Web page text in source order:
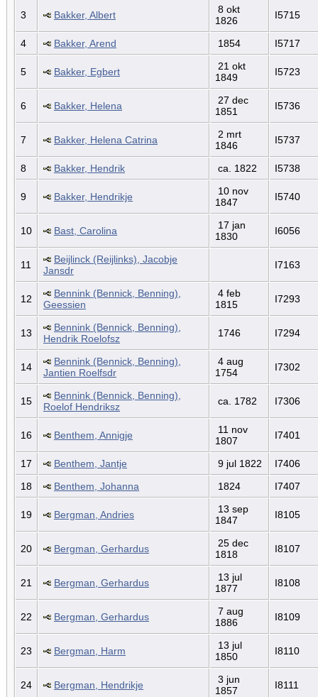
3 Bakker, Albert
8 okt
1826
I5715
4 Bakker, Arend 1854 I5717
5 Bakker, Egbert
21 okt
1849
I5723
6 Bakker, Helena
27 dec
1851
I5736
7 Bakker, Helena Catrina
2 mrt
1846
I5737
8 Bakker, Hendrik ca. 1822 I5738
9 Bakker, Hendrikje
10 nov
1847
I5740
10 Bast, Carolina
17 jan
1830
I6056
11
Beijlinck (Reijlinks), Jacobje
Jansdr
I7163
12
Bennink (Bennick, Benning),
Geessien
4 feb
1815
I7293
13
Bennink (Bennick, Benning),
Hendrik Roelofsz
1746 I7294
14
Bennink (Bennick, Benning),
Jantien Roelfsdr
4 aug
1754
I7302
15
Bennink (Bennick, Benning),
Roelof Hendriksz
ca. 1782 I7306
16 Benthem, Annigje
11 nov
1807
I7401
17 Benthem, Jantje 9 jul 1822
I7406
18
Benthem, Johanna 1824 I7407
19 Bergman, Andries
13 sep
1847
I8105
20 Bergman, Gerhardus
25 dec
1818
I8107
21 Bergman, Gerhardus
13 jul
1877
I8108
22 Bergman, Gerhardus
7 aug
1886
I8109
23 Bergman, Harm
13 jul
1850
I8110
24 Bergman, Hendrikje
3 jun
1857
I8111